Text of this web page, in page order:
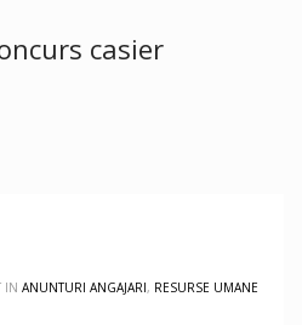
casier
IN ANUNTURI ANGAJARI, RESURSE UMANE